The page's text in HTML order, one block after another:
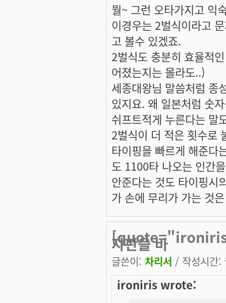
뭘~ 그런 오타가지고 익
이경우는 2벌식이라고
고 볼수 있겠죠.
2벌식도 충분히 효율적
어졌는지는 몰라도..)
세종대왕님 말씀처럼 종
있지요. 왜 일본처럼 숫
쉬프트적게 누른다는 말
2벌식이 더 적은 횟수로
타이핑을 빠르게 해준다
도 1100타 나오는 인간
안준다는 것도 타이핑시
가 손에 무리가 가는 것
자판을 바
글쓴이: 차리서 / 작성시간
ironiris wrote: